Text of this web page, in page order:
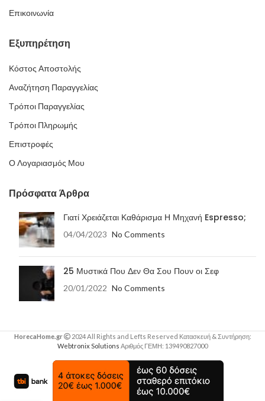
Επικοινωνία
Εξυπηρέτηση
Κόστος Αποστολής
Αναζήτηση Παραγγελίας
Τρόποι Παραγγελίας
Τρόποι Πληρωμής
Επιστροφές
Ο Λογαριασμός Μου
Πρόσφατα Άρθρα
Γιατί Χρειάζεται Καθάρισμα Η Μηχανή Espresso;
04/04/2023 No Comments
25 Μυστικά Που Δεν Θα Σου Πουν οι Σεφ
20/01/2022 No Comments
HorecaHome.gr
2024 All Rights and Lefts Reserved Κατασκευή & Συντήρηση:
Webtronix Solutions Αριθμός ΓΕΜΗ: 139490827000